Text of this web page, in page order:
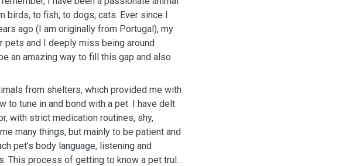
birds, to fish, to dogs, cats. Ever since I
ago (I am originally from Portugal), my
and I deeply miss being around
an amazing way to fill this gap and also
from shelters, which provided me with
to tune in and bond with a pet. I have delt
with strict medication routines, shy,
many things, but mainly to be patient and
pet’s body language, listening and
This process of getting to know a pet truly